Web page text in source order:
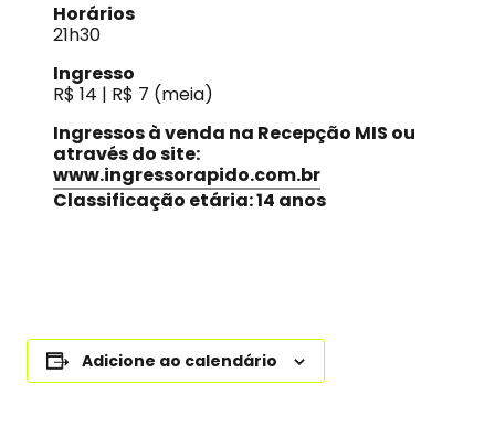
Horários
21h30
Ingresso
R$ 14 | R$ 7 (meia)
Ingressos à venda na Recepção MIS ou
através do site:
www.ingressorapido.com.br
Classificação etária: 14 anos
Adicione ao calendário